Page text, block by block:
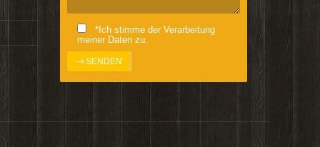
*Ich stimme der Verarbeitung
meiner Daten zu.